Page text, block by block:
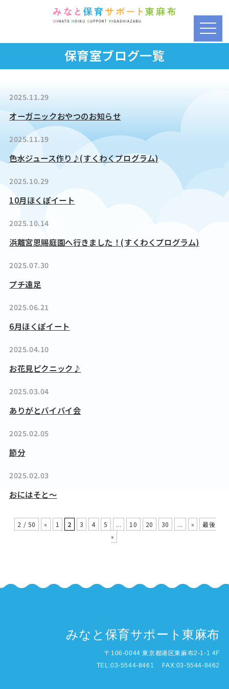
t
o
i
保育室ブログ一覧
2025.11.29
オーガニックおやつのお知らせ
2025.11.19
色水ジュース作り♪(すくわくプログラム)
2025.10.29
10月ほくぽイート
2025.10.14
浜離宮恩賜庭園へ行きました！(すくわくプログラム)
2025.07.30
プチ遠足
2025.06.21
6月ほくぽイート
2025.04.10
お花見ピクニック♪
2025.03.04
ありがとバイバイ会
2025.02.05
節分
2025.02.03
おにはそと～
2 / 50 « 1 2 3 4 5 ... 10 20 30 ... »
最後
»
みなと保育サポート東麻布
〒106-0044 東京都港区東麻布2-1-1 4F
TEL:03-5544-8461 FAX:03-5544-8462